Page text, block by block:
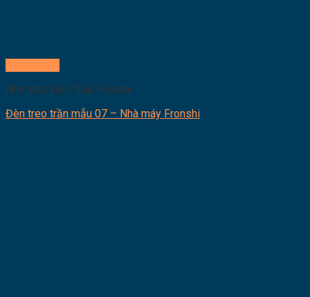
Nhà Máy Đèn Trần Fronshi
Đèn treo trần mẫu 07 – Nhà máy Fronshi